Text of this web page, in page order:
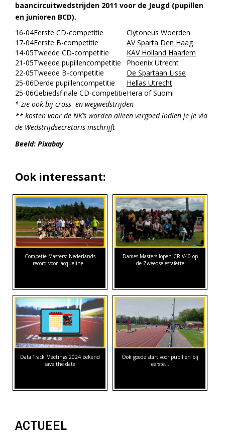
baancircuitwedstrijden 2011 voor de Jeugd (pupillen
en junioren BCD).
16-04Eerste CD-competitie
Clytoneus Woerden
17-04Eerste B-competitie
AV Sparta Den Haag
14-05Tweede CD-competitie
KAV Holland Haarlem
21-05Tweede pupillencompetitie
Phoenix Utrecht
22-05Tweede B-competitie
De Spartaan Lisse
25-06Derde pupillencompetitie
Hellas Utrecht
25-06Gebiedsfinale CD-competitieHera of Suomi
* zie ook bij cross- en wegwedstrijden
** kosten voor de NK’s worden alleen vergoed indien je je via
de Wedstrijdsecretaris inschrijft
Beeld: Pixabay
Ook interessant:
Competie Masters: Nederlands
record voor Jacqueline…
Dames Masters lopen CR V40 op
de Zweedse estafette
Data Track Meetings 2024 bekend
save the date
Ook goede start voor pupillen bij
eerste…
ACTUEEL